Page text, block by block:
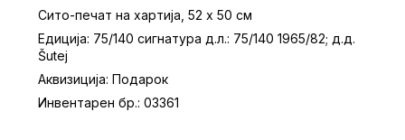
Сито-печат на хартија, 52 х 50 см
Едиција: 75/140 сигнатура д.л.: 75/140 1965/82; д.д.
Šutej
Аквизиција: Подарок
Инвентарен бр.: 03361